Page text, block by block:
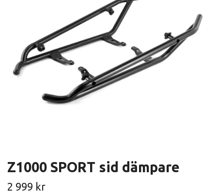
Z1000 SPORT sid dämpare
2 999 kr